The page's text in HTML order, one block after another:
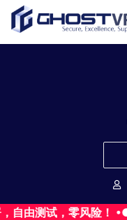
试，零风险！ •●